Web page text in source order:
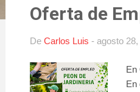
Oferta de
De Carlos Luis - agosto
En
En